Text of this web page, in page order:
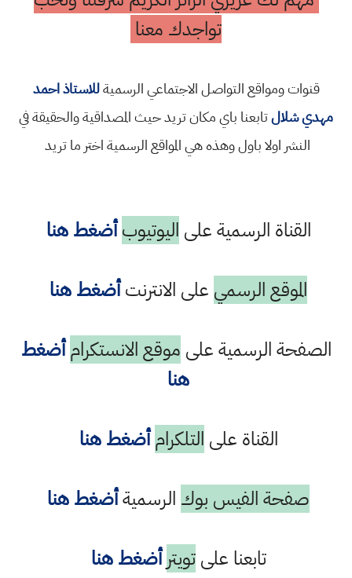
تواجدك معنا
قنوات ومواقع التواصل الاجتماعي الرسميةللاستاذ احمد
مهدي شلالتابعنا باي مكان تريد حيث المصداقية والحقيقة في
النشر اولا باول وهذه هي المواقع الرسمية اختر ما تريد
القناة الرسمية على اليوتيوب أضغط هنا
الموقع الرسمي على الانترنتأضغط هنا
الصفحة الرسمية على موقع الانستكرام أضغط
هنا
القناة على التلكرام أضغط هنا
صفحة الفيس بوك الرسميةأضغط هنا
تابعنا علىتويتر أضغط هنا